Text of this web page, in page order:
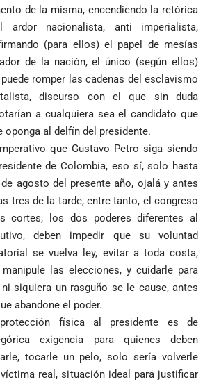
de la misma, encendiendo la retórica
ardor nacionalista, anti imperialista,
(para ellos) el papel de mesías
de la nación, el único (según ellos)
romper las cadenas del esclavismo
discurso con el que sin duda
a cualquiera sea el candidato que
oponga al delfín del presidente.
que Gustavo Petro siga siendo
de Colombia, eso sí, solo hasta
agosto del presente año, ojalá y antes
tres de la tarde, entre tanto, el congreso
cortes, los dos poderes diferentes al
deben impedir que su voluntad
se vuelva ley, evitar a toda costa,
las elecciones, y cuidarle para
siquiera un rasguño se le cause, antes
abandone el poder.
física al presidente es de
exigencia para quienes deben
tocarle un pelo, solo sería volverle
real, situación ideal para justificar